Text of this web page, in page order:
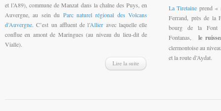
et l’A89), commune de Manzat dans la chaîne des Puys, en
Auvergne, au sein du Parc naturel régional des Volcans
d’Auvergne. C’est un affluent de l’Allier avec laquelle elle
conflue en amont de Maringues (au niveau du lieu-dit de
Vialle).
Lire la suite
La Tiretaine prend «
Ferrand, près de la
bourg de la Font
Fontanas,
le
clermontoise au
et la route d’Aydat.